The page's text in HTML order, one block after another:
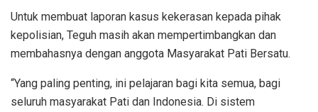
Untuk membuat laporan kasus kekerasan kepada pihak
kepolisian, Teguh masih akan mempertimbangkan dan
membahasnya dengan anggota Masyarakat Pati Bersatu.
“Yang paling penting, ini pelajaran bagi kita semua, bagi
seluruh masyarakat Pati dan Indonesia. Di sistem